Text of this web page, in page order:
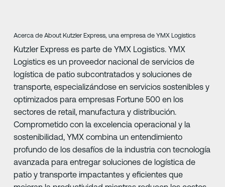
Acerca de About Kutzler Express, una empresa de YMX Logistics
Kutzler Express es parte de YMX Logistics. YMX
Logistics es un proveedor nacional de servicios de
logística de patio subcontratados y soluciones de
transporte, especializándose en servicios sostenibles y
optimizados para empresas Fortune 500 en los
sectores de retail, manufactura y distribución.
Comprometido con la excelencia operacional y la
sostenibilidad, YMX combina un entendimiento
profundo de los desafíos de la industria con tecnología
avanzada para entregar soluciones de logística de
patio y transporte impactantes y eficientes que